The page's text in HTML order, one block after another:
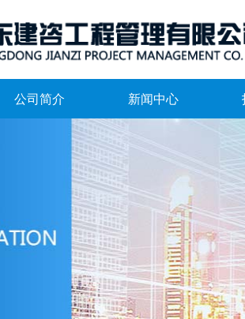
公司简介 新闻中心